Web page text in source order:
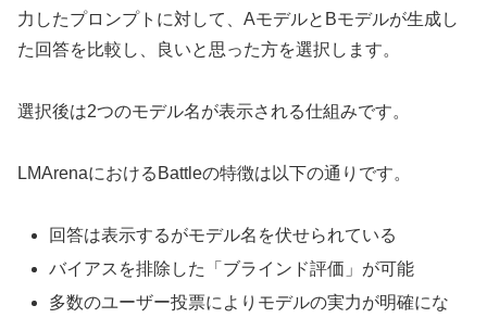
力したプロンプトに対して、AモデルとBモデルが生成し
た回答を比較し、良いと思った方を選択します。
選択後は2つのモデル名が表示される仕組みです。
LMArenaにおけるBattleの特徴は以下の通りです。
回答は表示するがモデル名を伏せられている
バイアスを排除した「ブラインド評価」が可能
多数のユーザー投票によりモデルの実力が明確にな